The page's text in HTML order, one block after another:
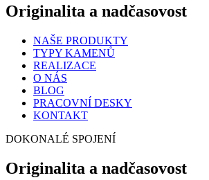
Originalita a nadčasovost
NAŠE PRODUKTY
TYPY KAMENŮ
REALIZACE
O NÁS
BLOG
PRACOVNÍ DESKY
KONTAKT
DOKONALÉ SPOJENÍ
Originalita a nadčasovost